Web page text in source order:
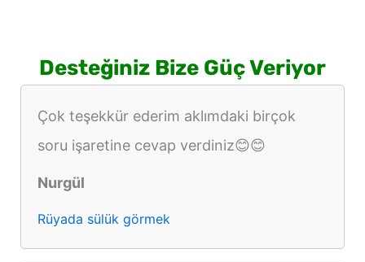
Desteğiniz Bize Güç Veriyor
Çok teşekkür ederim aklımdaki birçok
soru işaretine cevap verdiniz😊😊
Nurgül
Rüyada sülük görmek